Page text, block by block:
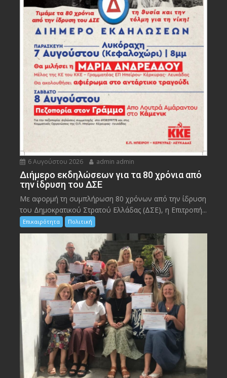
6 Αυγούστου 2026 admin admin
Διήμερο εκδηλώσεων για τα 80 χρόνια από
την ίδρυση του ΔΣΕ
Με αφορμή τη συμπλήρωση 80 χρόνων από την ίδρυση
του Δημοκρατικού Στρατού Ελλάδας (ΔΣΕ), η Επιτροπή...
Επικαιρότητα Πολιτική